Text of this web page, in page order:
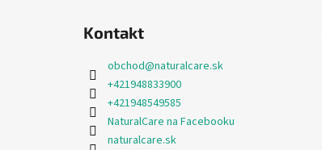
Kontakt
obchod@naturalcare.sk
+421948833900
+421948549585
NaturalCare na Facebooku
naturalcare.sk